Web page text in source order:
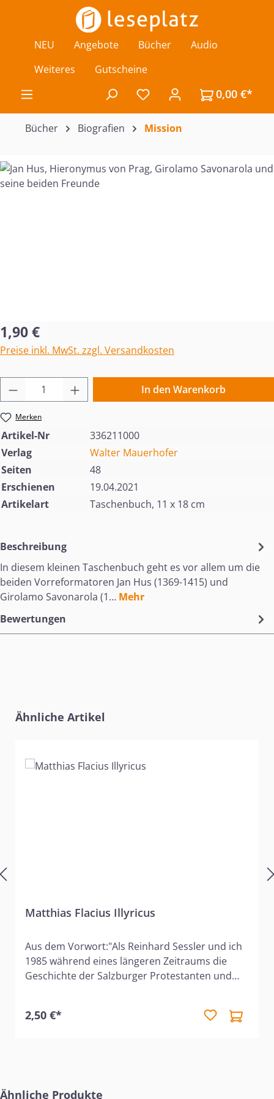
Zum Hauptinhalt springen
NEU Angebote Bücher
Audio
Weiteres
Gutscheine
Du hast 0 Produkte auf
0,00 €*
Bücher Biografien Mission
Bildergalerie überspringen
Regulärer Preis:
1,90 €
Preise inkl. MwSt. zzgl. Versandkosten
Produkt Anzahl: Gib den gewünschten
In den Warenkorb
Merken
Artikel-Nr
336211000
Verlag
Walter Mauerhofer
Seiten
48
Erschienen
19.04.2021
Artikelart
Taschenbuch, 11 x 18 cm
Beschreibung
In diesem kleinen Taschenbuch geht es vor allem um die
beiden Vorreformatoren Jan Hus (1369-1415) und
Girolamo Savonarola (1… Mehr
Bewertungen
Produktgalerie überspringen
Ähnliche Artikel
Matthias Flacius Illyricus
Aus dem Vorwort:"Als Reinhard Sessler und ich
1985 während eines längeren Zeitraums die
Geschichte der Salzburger Protestanten und
historischen Schriften den Namen Matthias
beschäftigte, fand ich wertvolles historisches
2,50 €*
Produktgalerie überspringen
Ähnliche Produkte